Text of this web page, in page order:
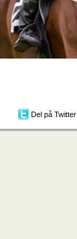
Del på Twitter